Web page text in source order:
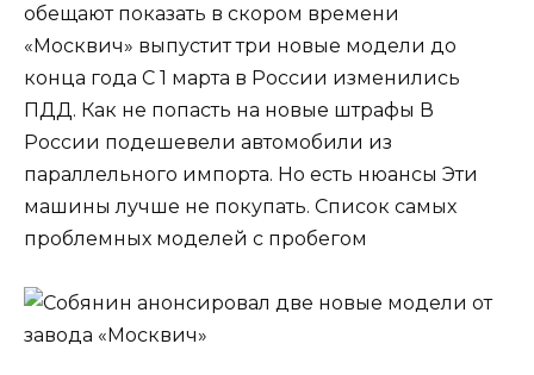
обещают показать в скором времени
«Москвич» выпустит три новые модели до
конца года С 1 марта в России изменились
ПДД. Как не попасть на новые штрафы В
России подешевели автомобили из
параллельного импорта. Но есть нюансы Эти
машины лучше не покупать. Список самых
проблемных моделей с пробегом